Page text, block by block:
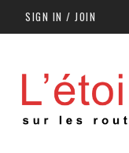
SIGN IN / JOIN